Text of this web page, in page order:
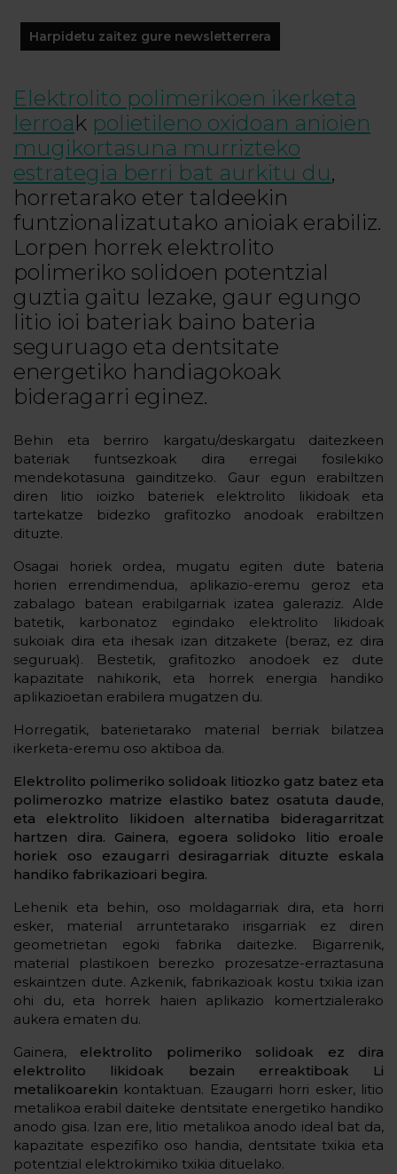
Harpidetu zaitez gure newsletterrera
Elektrolito polimerikoen ikerketa
lerroak polietileno oxidoan anioien
mugikortasuna murrizteko
estrategia berri bat aurkitu du,
horretarako eter taldeekin
funtzionalizatutako anioiak erabiliz.
Lorpen horrek elektrolito
polimeriko solidoen potentzial
guztia gaitu lezake, gaur egungo
litio ioi bateriak baino bateria
seguruago eta dentsitate
energetiko handiagokoak
bideragarri eginez.
Behin eta berriro kargatu/deskargatu daitezkeen
bateriak funtsezkoak dira erregai fosilekiko
mendekotasuna gainditzeko. Gaur egun erabiltzen
diren litio ioizko bateriek elektrolito likidoak eta
tartekatze bidezko grafitozko anodoak erabiltzen
dituzte.
Osagai horiek ordea, mugatu egiten dute bateria
horien errendimendua, aplikazio-eremu geroz eta
zabalago batean erabilgarriak izatea galeraziz. Alde
batetik, karbonatoz egindako elektrolito likidoak
sukoiak dira eta ihesak izan ditzakete (beraz, ez dira
seguruak). Bestetik, grafitozko anodoek ez dute
kapazitate nahikorik, eta horrek energia handiko
aplikazioetan erabilera mugatzen du.
Horregatik, baterietarako material berriak bilatzea
ikerketa-eremu oso aktiboa da.
Elektrolito polimeriko solidoak litiozko gatz batez eta
polimerozko matrize elastiko batez osatuta daude,
eta elektrolito likidoen alternatiba bideragarritzat
hartzen dira. Gainera, egoera solidoko litio eroale
horiek oso ezaugarri desiragarriak dituzte eskala
handiko fabrikazioari begira.
Lehenik eta behin, oso moldagarriak dira, eta horri
esker, material arruntetarako irisgarriak ez diren
geometrietan egoki fabrika daitezke. Bigarrenik,
material plastikoen berezko prozesatze-erraztasuna
eskaintzen dute. Azkenik, fabrikazioak kostu txikia izan
ohi du, eta horrek haien aplikazio komertzialerako
aukera ematen du.
Gainera, elektrolito polimeriko solidoak ez dira
elektrolito likidoak bezain erreaktiboak Li
metalikoarekin kontaktuan. Ezaugarri horri esker, litio
metalikoa erabil daiteke dentsitate energetiko handiko
anodo gisa. Izan ere, litio metalikoa anodo ideal bat da,
kapazitate espezifiko oso handia, dentsitate txikia eta
potentzial elektrokimiko txikia dituelako.